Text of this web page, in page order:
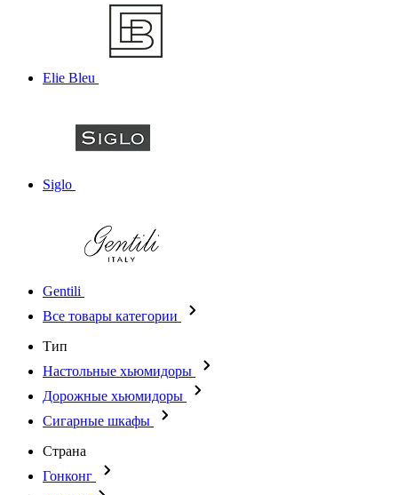
Elie Bleu
Siglo
Gentili
Все товары категории
Тип
Настольные хьюмидоры
Дорожные хьюмидоры
Сигарные шкафы
Страна
Гонконг